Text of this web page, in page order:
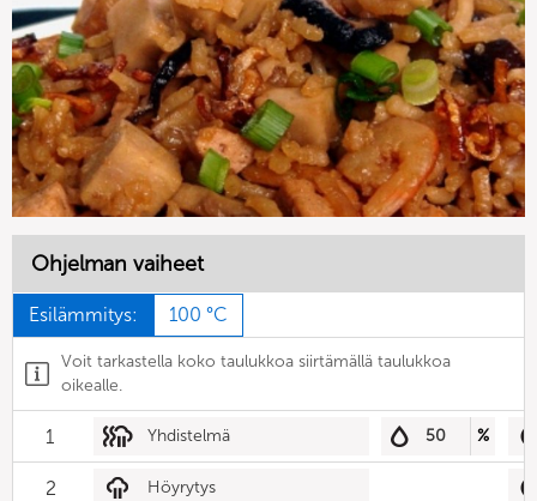
Ohjelman vaiheet
Esilämmitys: 100 °C
Voit tarkastella koko taulukkoa siirtämällä taulukkoa
oikealle.
1 Yhdistelmä 50 %
2 Höyrytys